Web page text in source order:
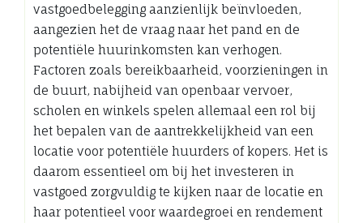
vastgoedbelegging aanzienlijk beïnvloeden,
aangezien het de vraag naar het pand en de
potentiële huurinkomsten kan verhogen.
Factoren zoals bereikbaarheid, voorzieningen in
de buurt, nabijheid van openbaar vervoer,
scholen en winkels spelen allemaal een rol bij
het bepalen van de aantrekkelijkheid van een
locatie voor potentiële huurders of kopers. Het is
daarom essentieel om bij het investeren in
vastgoed zorgvuldig te kijken naar de locatie en
haar potentieel voor waardegroei en rendement